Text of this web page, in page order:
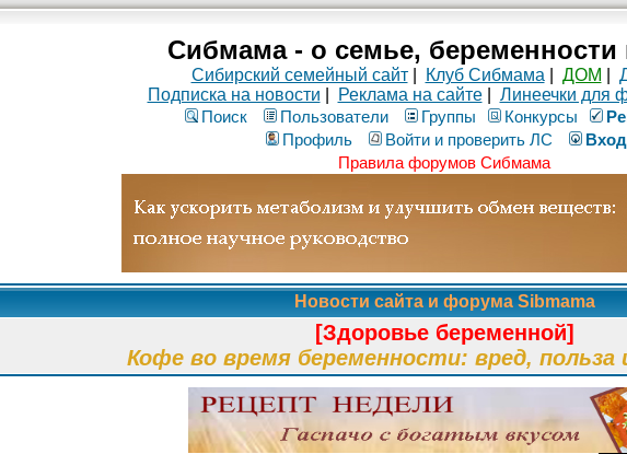
Сибмама - о семье, беременности
Сибирский семейный сайт| Клуб Сибмама ДОМ
Подписка на новости
Реклама на сайте| Линеечки для
Поиск
Пользователи Группы Конкурсы
Профиль
Войти и проверить ЛС
Вход
Правила форумов Сибмама
Новости сайта и форума Sibmama
[Здоровье беременной]
Кофе во время беременности: вред,